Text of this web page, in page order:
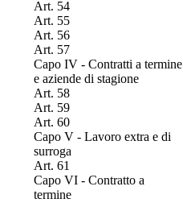
Art. 54
Art. 55
Art. 56
Art. 57
Capo IV - Contratti a termine
e aziende di stagione
Art. 58
Art. 59
Art. 60
Capo V - Lavoro extra e di
surroga
Art. 61
Capo VI - Contratto a
termine